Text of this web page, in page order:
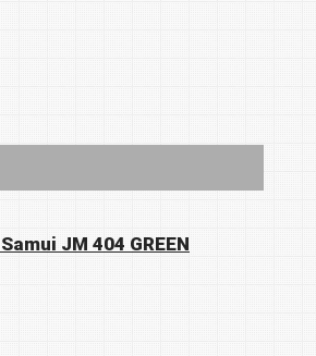
JM 404 GREEN